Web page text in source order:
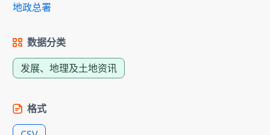
地政总署
数据分类
发展、地理及土地资讯
格式